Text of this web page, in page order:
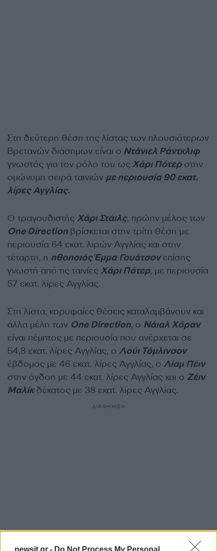
newsit.gr - Do Not Process My Personal
Στη δεύτερη θέση της λίστας των πλουσιότερων
Βρετανών διάσημων είναι ο Ντάνιελ Ράντκλιφ
γνωστός για τον ρόλο του ωςΧάρι Πότερ στην
ομώνυμη σειρά ταινιών με περιουσία 90 εκατ.
λίρες Αγγλίας.
Ο τραγουδιστής Χάρι Στάιλς, πρώην μέλος των
One Directionβρίσκεται στην τρίτη θέση με
περιουσία 64 εκατ. λιρών Αγγλίας και στην
τέταρτη, η ηθοποιός Έμμα Γουάτσονεπίσης
γνωστή από τις ταινίες Χάρι Πότερ, με περιουσία
57 εκατ. λίρες Αγγλίας.
Στη λίστα, κορυφαίες θέσεις καταλαμβάνουν και
άλλα μέλη των One Direction, ο Νάιαλ Χόραν
είναι πέμπτος με περιουσία που ανέρχεται σε
54,8 εκατ. λίρες Αγγλίας, ο Λούι Τόμλινσον
έβδομος με 46 εκατ. λίρες Αγγλίας, ο Λίαμ Πέιν
στην όγδοη με 44 εκατ. λίρες Αγγλίας και ο Ζέιν
Μαλίκδέκατος με 38 εκατ. λίρες Αγγλίας.
ΔΙΑΦΗΜΙΣΗ